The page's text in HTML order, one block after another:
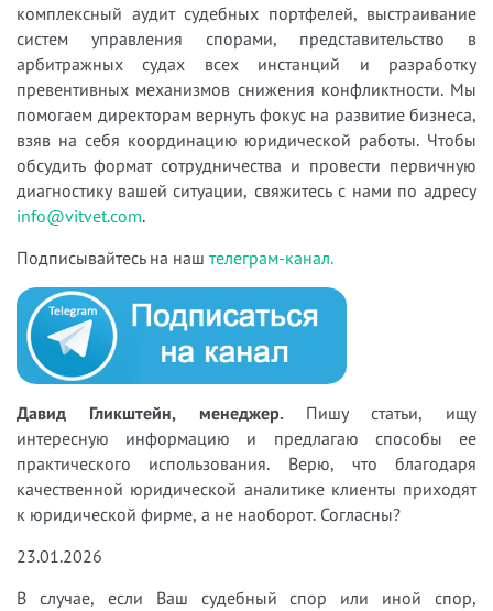
комплексный аудит судебных портфелей, выстраивание
систем управления спорами, представительство в
арбитражных судах всех инстанций и разработку
превентивных механизмов снижения конфликтности. Мы
помогаем директорам вернуть фокус на развитие бизнеса,
взяв на себя координацию юридической работы. Чтобы
обсудить формат сотрудничества и провести первичную
диагностику вашей ситуации, свяжитесь с нами по адресу
info@vitvet.com.
Подписывайтесь на наш телеграм-канал.
Давид Гликштейн, менеджер. Пишу статьи, ищу
интересную информацию и предлагаю способы ее
практического использования. Верю, что благодаря
качественной юридической аналитике клиенты приходят
к юридической фирме, а не наоборот. Согласны?
23.01.2026
В случае, если Ваш судебный спор или иной спор,